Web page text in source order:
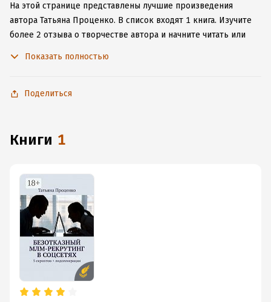
На этой странице представлены лучшие произведения
автора Татьяна Проценко. В список входят 1 книга. Изучите
более 2 отзыва о творчестве автора и начните читать или
без подключения к интернету.
Показать полностью
Поделиться
книги 1